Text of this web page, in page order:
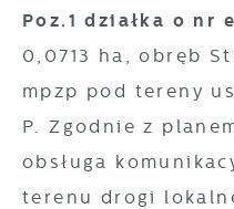
Poz.1 działka o nr
0,0713 ha, obręb
mpzp pod tereny
P. Zgodnie z
obsługa
terenu drogi